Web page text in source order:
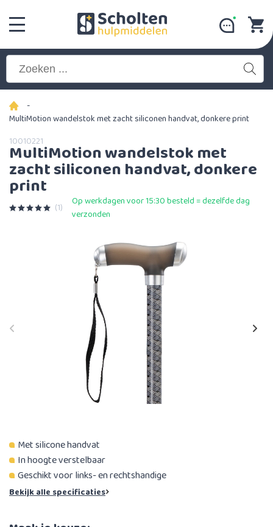
-
MultiMotion wandelstok met zacht siliconen handvat, donkere print
10010221
MultiMotion wandelstok met
zacht siliconen handvat, donkere
print
(1)
Op werkdagen voor 15:30 besteld = dezelfde dag
verzonden
Met silicone handvat
In hoogte verstelbaar
Geschikt voor links- en rechtshandige
Bekijk alle specificaties